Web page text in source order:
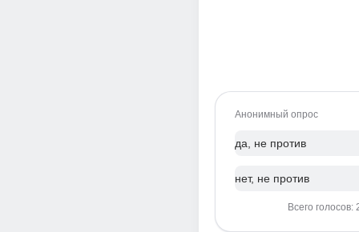
Анонимный опрос
да, не против
нет, не против
Всего голосов: